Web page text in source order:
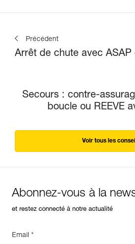
Précédent
Arrêt de chute avec ASAP
Secours : contre-
boucle ou REEVE
Voir tous les
Abonnez-vous à la
et restez connecté à notre actualité
Email *